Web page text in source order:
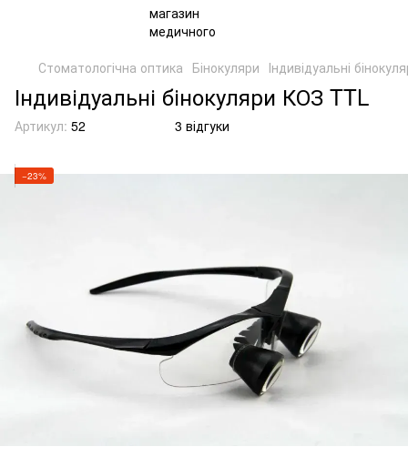
Стоматологічна оптика Бінокуляри Індивідуальні
Індивідуальні бінокуляри КОЗ TTL
Артикул: 52 3 відгуки
−23%